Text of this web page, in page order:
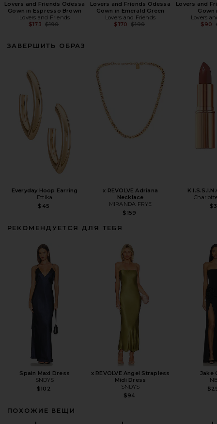
Lovers and Friends Odessa
Gown in Espresso Brown
Lovers and Friends
$173 Previous price:
$190
Lovers and Friends Odessa
Gown in Emerald Green
Lovers and Friends
$170
Previous price:
$190
Lovers and
Gown
Lovers
$90
ЗАВЕРШИТЬ ОБРАЗ
Everyday Hoop Earring
Ettika
$45
x REVOLVE Adriana
Necklace
MIRANDA FRYE
$159
РЕКОМЕНДУЕТСЯ ДЛЯ ТЕБЯ
Spain Maxi Dress
SNDYS
$102
x REVOLVE Angel Strapless
Midi Dress
SNDYS
$94
Jake
ПОХОЖИЕ ВЕЩИ